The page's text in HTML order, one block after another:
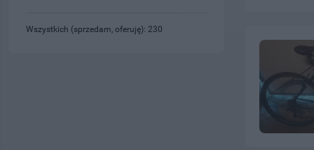
Wszystkich (sprzedam, oferuję): 230